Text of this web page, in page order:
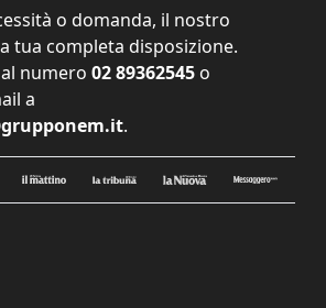
o domanda, il nostro
tua completa disposizione.
numero 02 89362545 o
a
.